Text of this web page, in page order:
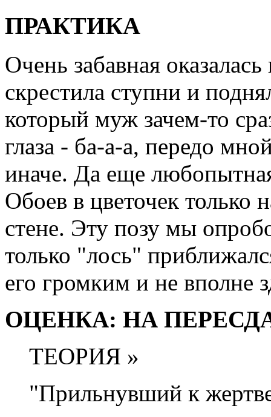
ПРАКТИКА
Очень забавная
скрестила ступни и
который муж зачем-то
глаза - ба-а-а, передо
иначе. Да еще
Обоев в цветочек только
стене. Эту позу мы
только "лось"
его громким и не вполне
ОЦЕНКА: НА
ТЕОРИЯ »
"Прильнувший к